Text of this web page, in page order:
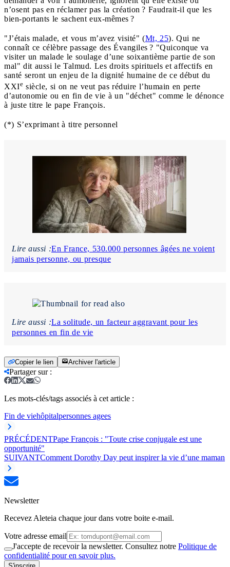
n’osent pas en réclamer pas la création ? Faudrait-il que les
bien-portants le sachent eux-mêmes ?
"J’étais malade, et vous m’avez visité" (Mt, 25). Qui ne
connaît ce célèbre passage des Évangiles ? "Quiconque va
visiter un malade le soulage d’une soixantième partie de son
mal" dit aussi le Talmud. Les droits spirituels et affectifs en
santé seront un enjeu de la dignité humaine de ce début du
XXIe siècle, si on ne veut pas réduire l’humain en perte
d’autonomie ou en fin de vie à un "déchet" comme le dénonce
à juste titre le pape François.
(*) S’exprimant à titre personnel
Lire aussi :En France, 530.000 personnes âgées ne voient
jamais personne, ou presque
Lire aussi :La solitude, un facteur aggravant pour les
personnes en fin de vie
Copier le lien Archiver l'article
Partager sur:
Les mots-clés/tags associés à cet article :
Fin de viehôpitalpersonnes agees
PRÉCÉDENTPape François : "Toute crise conjugale est une
opportunité"
SUIVANTComment Dorothy Day peut inspirer la vie d’une maman
Newsletter
Recevez Aleteia chaque jour dans votre boite e-mail.
Votre adresse email
J'accepte de recevoir la newsletter. Consultez notre Politique de
confidentialité pour en savoir plus.